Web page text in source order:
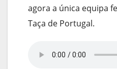
agora a única equipa
Taça de Portugal.